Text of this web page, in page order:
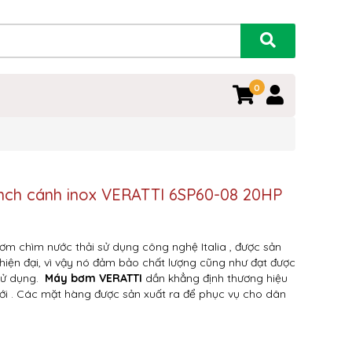
0
cánh inox VERATTI 6SP60-08 20HP
chìm nước thải sử dụng công nghệ Italia , được sản
đại, vì vậy nó đảm bảo chất lượng cũng như đạt được
dụng. Máy bơm VERATTI dần khẳng định thương hiệu
. Các mặt hàng được sản xuất ra để phục vụ cho dân